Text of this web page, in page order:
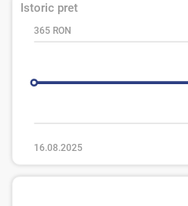
Istoric pret
365 RON
16.08.2025